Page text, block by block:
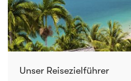
Unser Reisezielführer